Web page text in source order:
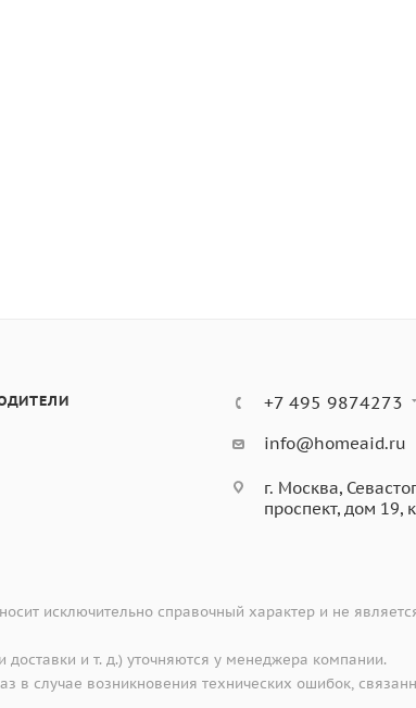
+7 495 9874273
info@homeaid.ru
г. Москва,
проспект, дом 19,
исключительно справочный характер и не
и т. д.) уточняются у менеджера компании.
в случае возникновения технических ошибок,